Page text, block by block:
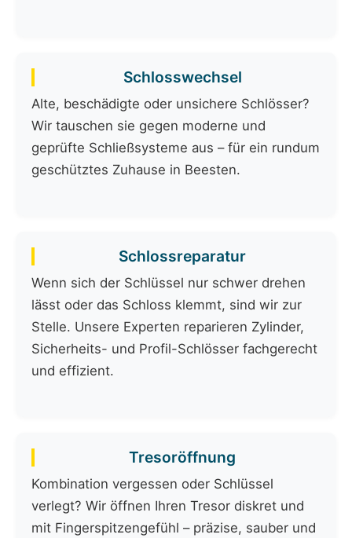
Schlosswechsel
Alte, beschädigte oder unsichere Schlösser?
Wir tauschen sie gegen moderne und
geprüfte Schließsysteme aus – für ein rundum
geschütztes Zuhause in Beesten.
Schlossreparatur
Wenn sich der Schlüssel nur schwer drehen
lässt oder das Schloss klemmt, sind wir zur
Stelle. Unsere Experten reparieren Zylinder,
Sicherheits- und Profil-Schlösser fachgerecht
und effizient.
Tresoröffnung
Kombination vergessen oder Schlüssel
verlegt? Wir öffnen Ihren Tresor diskret und
mit Fingerspitzengefühl – präzise, sauber und